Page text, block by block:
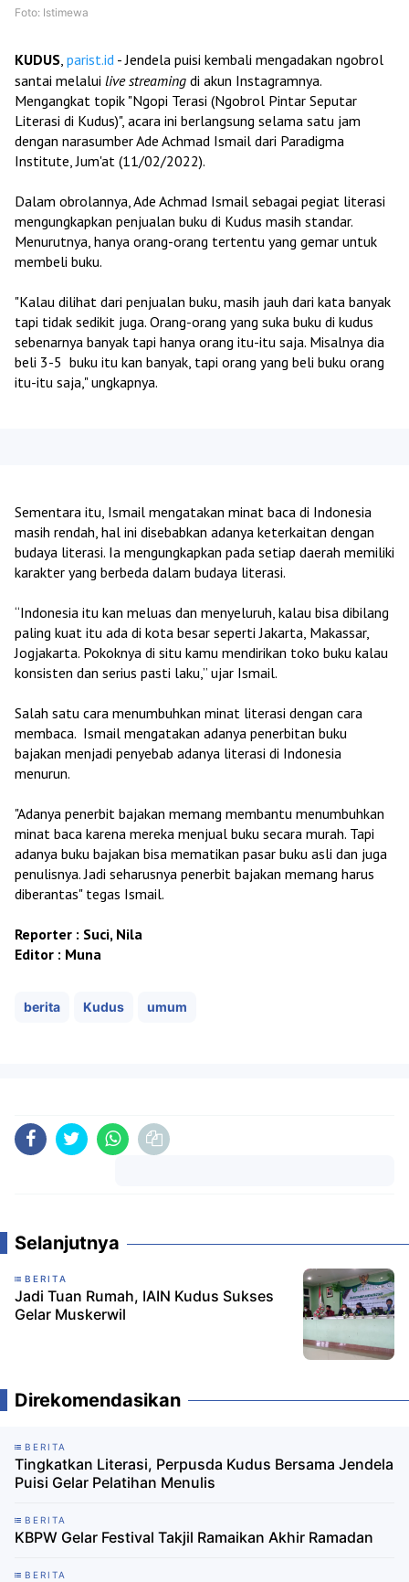
Foto: Istimewa
KUDUS, parist.id - Jendela puisi kembali mengadakan ngobrol
santai melalui live streaming di akun Instagramnya.
Mengangkat topik "Ngopi Terasi (Ngobrol Pintar Seputar
Literasi di Kudus)", acara ini berlangsung selama satu jam
dengan narasumber Ade Achmad Ismail dari Paradigma
Institute, Jum'at (11/02/2022).
Dalam obrolannya, Ade Achmad Ismail sebagai pegiat literasi
mengungkapkan penjualan buku di Kudus masih standar.
Menurutnya, hanya orang-orang tertentu yang gemar untuk
membeli buku.
"Kalau dilihat dari penjualan buku, masih jauh dari kata banyak
tapi tidak sedikit juga. Orang-orang yang suka buku di kudus
sebenarnya banyak tapi hanya orang itu-itu saja. Misalnya dia
beli 3-5 buku itu kan banyak, tapi orang yang beli buku orang
itu-itu saja," ungkapnya.
Sementara itu, Ismail mengatakan minat baca di Indonesia
masih rendah, hal ini disebabkan adanya keterkaitan dengan
budaya literasi. Ia mengungkapkan pada setiap daerah memiliki
karakter yang berbeda dalam budaya literasi.
“Indonesia itu kan meluas dan menyeluruh, kalau bisa dibilang
paling kuat itu ada di kota besar seperti Jakarta, Makassar,
Jogjakarta. Pokoknya di situ kamu mendirikan toko buku kalau
konsisten dan serius pasti laku,” ujar Ismail.
Salah satu cara menumbuhkan minat literasi dengan cara
membaca. Ismail mengatakan adanya penerbitan buku
bajakan menjadi penyebab adanya literasi di Indonesia
menurun.
"Adanya penerbit bajakan memang membantu menumbuhkan
minat baca karena mereka menjual buku secara murah. Tapi
adanya buku bajakan bisa mematikan pasar buku asli dan juga
penulisnya. Jadi seharusnya penerbit bajakan memang harus
diberantas" tegas Ismail.
Reporter : Suci, Nila
Editor : Muna
berita Kudus umum
Selanjutnya
BERITA
Jadi Tuan Rumah, IAIN Kudus Sukses
Gelar Muskerwil
Direkomendasikan
BERITA
Tingkatkan Literasi, Perpusda Kudus Bersama Jendela
Puisi Gelar Pelatihan Menulis
BERITA
KBPW Gelar Festival Takjil Ramaikan Akhir Ramadan
BERITA